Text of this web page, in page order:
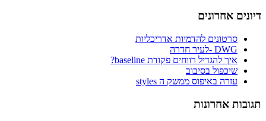
אחרונים
סרטונים להדמיות אדריכליות
DWG -לעיר חדרה
איך להגדיל רווחים פקודת baseline?
שיכפול בסיבוב
עזרה באיפוס ממשק ה styles
אחרונות